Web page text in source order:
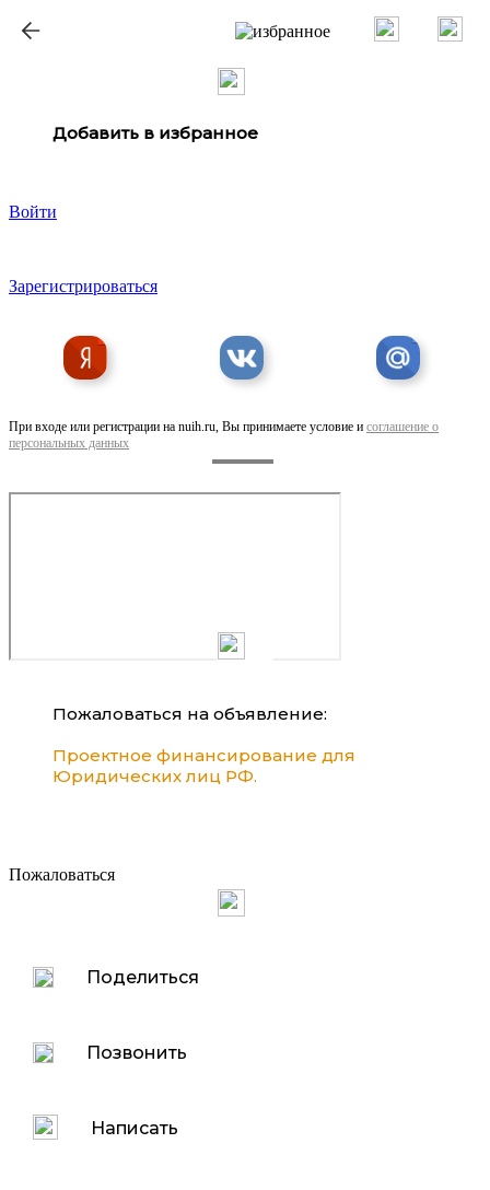
Добавить в избранное
Войти
Зарегистрироваться
При входе или регистрации на nuih.ru, Вы принимаете условие и соглашение о
персональных данных
Пожаловаться на объявление:
Проектное финансирование для
Юридических лиц РФ.
Пожаловаться
Поделиться
Позвонить
Написать